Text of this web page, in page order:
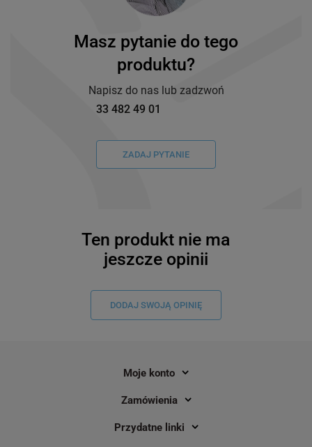
Masz pytanie do tego
produktu?
Napisz do nas lub zadzwoń
33 482 49 01
ZADAJ PYTANIE
Ten produkt nie ma
jeszcze opinii
DODAJ SWOJĄ OPINIĘ
Moje konto
Zamówienia
Przydatne linki